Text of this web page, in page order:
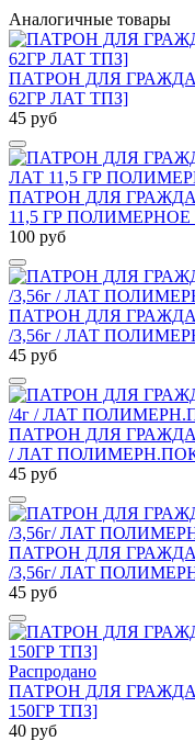
Аналогичные товары
ПАТРОН ДЛЯ
62ГР ЛАТ ТПЗ]
45 руб
ПАТРОН ДЛЯ
11,5 ГР
100 руб
ПАТРОН ДЛЯ
/3,56г / ЛАТ
45 руб
ПАТРОН ДЛЯ
/ ЛАТ
45 руб
ПАТРОН ДЛЯ
/3,56г/ ЛАТ
45 руб
Распродано
ПАТРОН ДЛЯ
150ГР ТПЗ]
40 руб